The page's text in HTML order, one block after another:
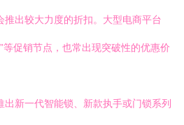
出较大力度的折扣。大型电商平台
等促销节点，也常出现突破性的优惠价
新一代智能锁、新款执手或门锁系列